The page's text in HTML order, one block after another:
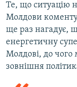
Те, що ситуацію
Молдови
ще раз нагадує,
енергетичну
Молдові, до
зовнішня